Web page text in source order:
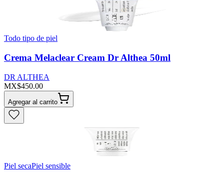
Todo tipo de piel
Crema Melaclear Cream Dr Althea 50ml
DR ALTHEA
MX$450.00
Agregar al carrito
Piel secaPiel sensible